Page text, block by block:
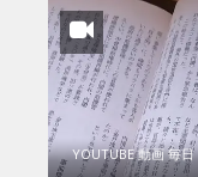
YOUTUBE 動画 毎日